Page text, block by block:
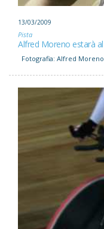
13/03/2009
Pista
Alfred Moreno estarà
Fotografia: Alfred